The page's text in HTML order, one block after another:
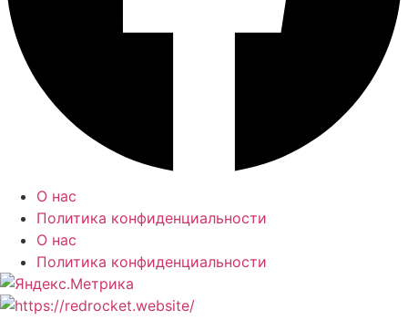
О нас
Политика конфиденциальности
О нас
Политика конфиденциальности